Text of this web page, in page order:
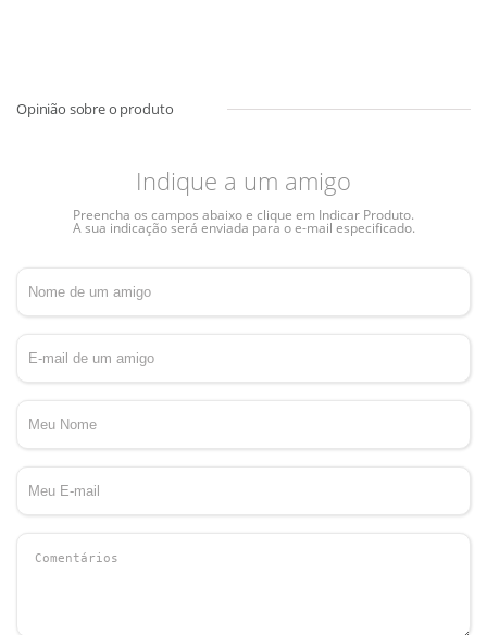
Indique a um amigo
Preencha os campos abaixo e clique em Indicar Produto.
A sua indicação será enviada para o e-mail especificado.